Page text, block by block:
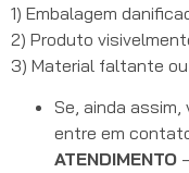
1) Embalagem
2) Produto
3) Material faltante
Se, ainda
entre em
ATENDIMENTO